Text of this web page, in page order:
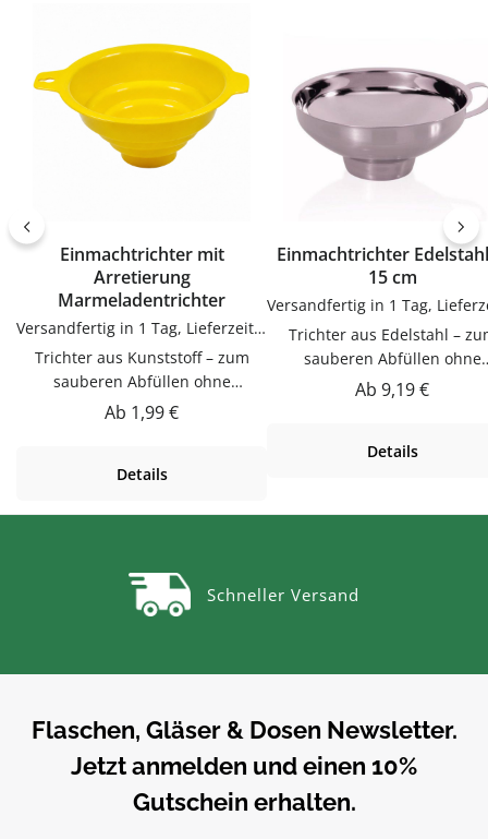
Einmachtrichter mit
Arretierung
Marmeladentrichter
Versandfertig in 1 Tag, Lieferzeit 1-3 Tage
Trichter aus Kunststoff – zum
sauberen Abfüllen ohne
KleckernTrichter zum sauberen
Vorrat und Haushalt – passend zu
KunststoffVerwendungTrichter
zum sauberen Abfüllen ohne
Kleckern. Einfach in der
Gebrauch.PflegehinweiseNach
lassenJetzt bestellenBestelle
Trichter bequem online bei
flaschen-glaeser-und-dosen.de.
Regulärer Preis:
Ab 1,99 €
Details
Einmachtrichter
15 cm
Trichter aus Edelstahl – zum
sauberen Abfüllen ohne
KleckernTrichter zum
Vorrat und Haushalt –
Kleckern. Einfach in der
Gebrauch reinigenGut
Trichter bequem online
flaschen-glaeser-und-
Regulärer Preis:
Ab 9,19 €
Details
Schneller Versand
Flaschen, Gläser & Dosen Newsletter.
Jetzt anmelden und einen 10%
Gutschein erhalten.